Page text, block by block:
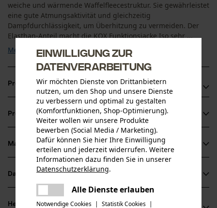
weiche und wärmende Waffelfleecestruktur. Sie gewährleistet
eine gute Atmungsaktivität und gleichzeitig
Dampfdurchlässigkeit, um Überhitzung zu vermeiden. Der
Elasthan-Anteil macht die KOX Funktionsjacke Iso sehr ...
Mehr anzeigen
Produktvorteile
Atmungsaktive Eigenschaften
Angenehm flexibel mit Elasthan Anteil
Praktisches Taschenkonzept
Produktinformationen
Produktdetails
Ärmeltyp
Material & Pflege
Materialart
Datenblätter
Produktsicherheitsdatenblatt (PDF)
Herstellerinformationen
Einwilligung zur
Datenverarbeitung
Wir möchten Dienste von Drittanbietern
nutzen, um den Shop und unsere Dienste
zu verbessern und optimal zu gestalten
(Komfortfunktionen, Shop-Optimierung).
Weiter wollen wir unsere Produkte
bewerben (Social Media / Marketing).
Dafür können Sie hier Ihre Einwilligung
erteilen und jederzeit widerrufen. Weitere
Informationen dazu finden Sie in unserer
Datenschutzerklärung.
Alle Dienste erlauben
Notwendige Cookies | Statistik Cookies |
Es ist ein Fehler aufgetreten. Bitte
versuchen Sie es erneut.